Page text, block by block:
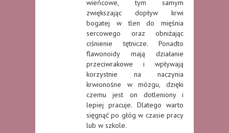
wieńcowe, tym samym
zwiększając dopływ krwi
bogatej w tlen do mięśnia
sercowego oraz obniżając
ciśnienie tętnicze. Ponadto
flawonoidy mają działanie
przeciwrakowe i wpływają
korzystnie na naczynia
krwionośne w mózgu, dzięki
czemu jest on dotleniony i
lepiej pracuje. Dlatego warto
sięgnąć po głóg w czasie pracy
lub w szkole.